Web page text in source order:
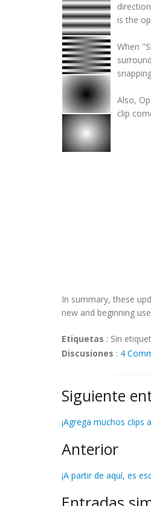
is the
When
Also,
clip
In summary, these
new and beginning
Etiquetas : Sin
Discusiones : 4
Siguiente
¡Agrega muchos clips
Anterior
¡A partir de aquí, es